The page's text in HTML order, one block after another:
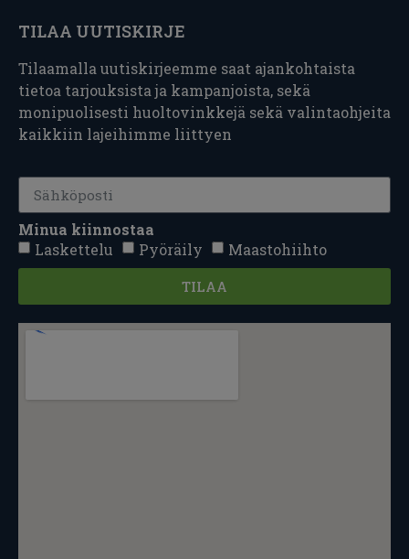
TILAA UUTISKIRJE
Tilaamalla uutiskirjeemme saat ajankohtaista
tietoa tarjouksista ja kampanjoista, sekä
monipuolisesti huoltovinkkejä sekä valintaohjeita
kaikkiin lajeihimme liittyen
Minua kiinnostaa
Laskettelu
Pyöräily Maastohiihto
TILAA